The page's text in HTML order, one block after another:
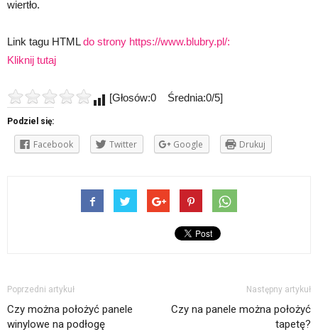
wiertło.
Link tagu HTMLdo strony https://www.blubry.pl/:
Kliknij tutaj
[Głosów:0 Średnia:0/5]
Podziel się:
Facebook Twitter Google Drukuj
Poprzedni artykuł
Czy można położyć panele
winylowe na podłogę
Następny artykuł
Czy na panele można położyć
tapetę?